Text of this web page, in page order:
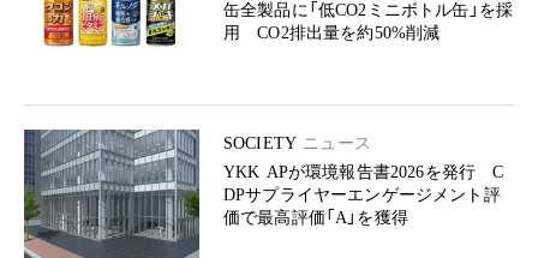
缶全製品に「低CO2ミニボトル缶」を採
用 CO2排出量を約50%削減
SOCIETY ニュース
YKK APが環境報告書2026を発行 C
DPサプライヤーエンゲージメント評
価で最高評価「A」を獲得